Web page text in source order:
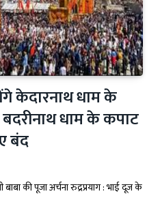
केदारनाथ धाम के
धाम के कपाट
बंद
की पूजा अर्चना रुद्रप्रयाग : भाई दूज के